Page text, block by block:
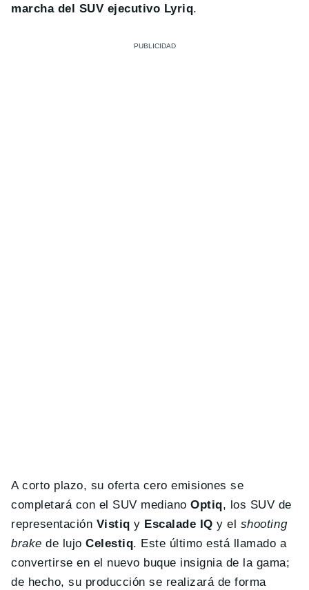
marcha del SUV ejecutivo Lyriq.
A corto plazo, su oferta cero emisiones se
completará con el SUV medianoOptiq, los SUV de
representación Vistiq y Escalade IQ y el shooting
brake de lujoCelestiq. Este último está llamado a
convertirse en el nuevo buque insignia de la gama;
de hecho, su producción se realizará de forma